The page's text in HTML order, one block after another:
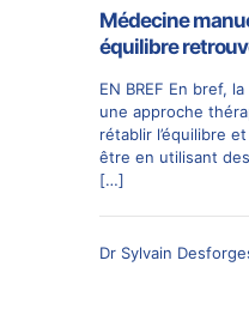
Médecine
équilibre
EN BREF En bref,
une approche
rétablir l’équilibre
être en utilisant
[…]
Dr Sylvain